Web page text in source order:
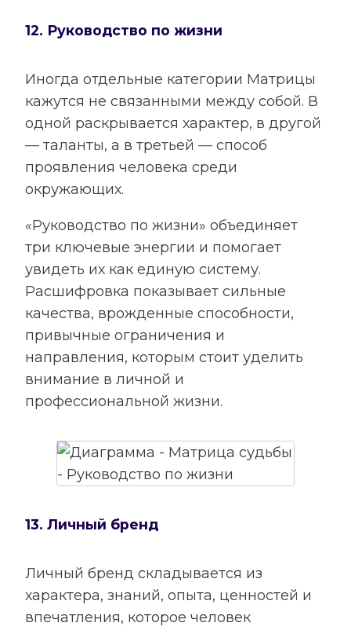
12. Руководство по жизни
Иногда отдельные категории Матрицы
кажутся не связанными между собой. В
одной раскрывается характер, в другой
— таланты, а в третьей — способ
проявления человека среди
окружающих.
«Руководство по жизни» объединяет
три ключевые энергии и помогает
увидеть их как единую систему.
Расшифровка показывает сильные
качества, врожденные способности,
привычные ограничения и
направления, которым стоит уделить
внимание в личной и
профессиональной жизни.
13. Личный бренд
Личный бренд складывается из
характера, знаний, опыта, ценностей и
впечатления, которое человек